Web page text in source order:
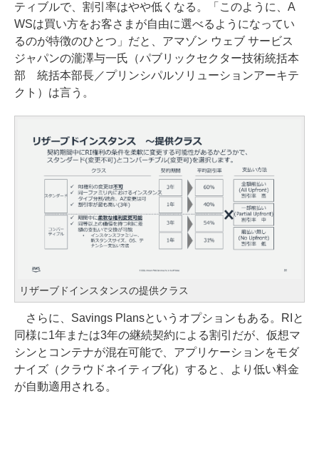
ティブルで、割引率はやや低くなる。「このように、A
WSは買い方をお客さまが自由に選べるようになってい
るのが特徴のひとつ」だと、アマゾン ウェブ サービス
ジャパンの瀧澤与一氏（パブリックセクター技術統括本
部 統括本部長／プリンシパルソリューションアーキテ
クト）は言う。
リザーブドインスタンスの提供クラス
さらに、Savings Plansというオプションもある。RIと
同様に1年または3年の継続契約による割引だが、仮想マ
シンとコンテナが混在可能で、アプリケーションをモダ
ナイズ（クラウドネイティブ化）すると、より低い料金
が自動適用される。